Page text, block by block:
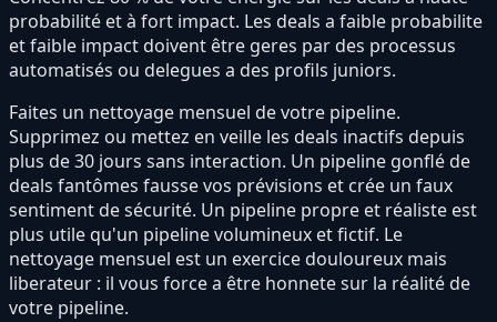
probabilité et à fort impact. Les deals a faible probabilite
et faible impact doivent être geres par des processus
automatisés ou delegues a des profils juniors.
Faites un nettoyage mensuel de votre pipeline.
Supprimez ou mettez en veille les deals inactifs depuis
plus de 30 jours sans interaction. Un pipeline gonflé de
deals fantômes fausse vos prévisions et crée un faux
sentiment de sécurité. Un pipeline propre et réaliste est
plus utile qu'un pipeline volumineux et fictif. Le
nettoyage mensuel est un exercice douloureux mais
liberateur : il vous force a être honnete sur la réalité de
votre pipeline.